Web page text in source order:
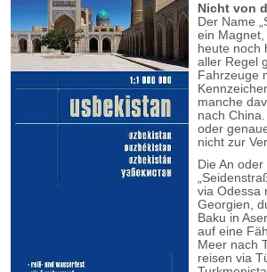
Nicht von
Der Name
ein Magnet,
heute noch
aller Regel
Fahrzeuge
manche
nach
oder
nicht zur
Die An
via Odessa
Georgien,
Baku in
auf eine
Meer nach
reisen via